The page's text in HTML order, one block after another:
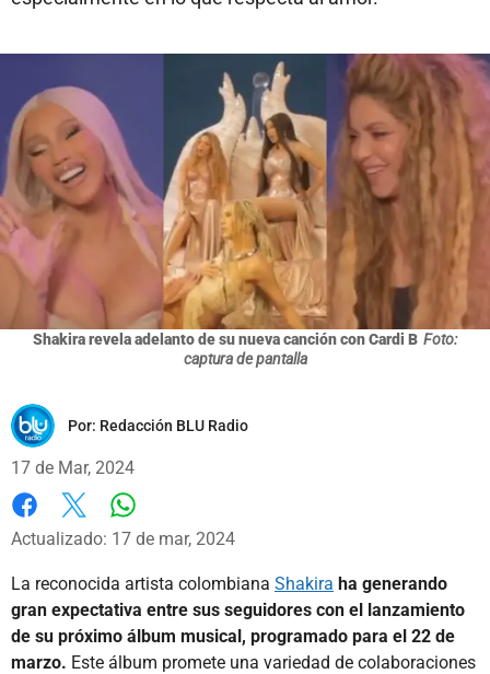
Shakira revela adelanto de su nueva canción con Cardi B Foto:
captura de pantalla
Por: Redacción BLU Radio
17 de Mar, 2024
Facebook
X
Actualizado: 17 de mar, 2024
La reconocida artista colombiana Shakira ha generando
gran expectativa entre sus seguidores con el lanzamiento
de su próximo álbum musical, programado para el 22 de
marzo. Este álbum promete una variedad de colaboraciones